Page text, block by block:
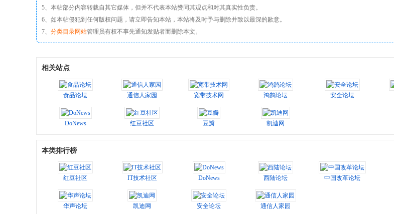
5、本帖部分内容转载自其它媒体，但并不代表本站赞同其观点和对其真实性负责。
6、如本帖侵犯到任何版权问题，请立即告知本站，本站将及时予与删除并致以最深的歉意。
7、 分类目录网站管理员有权不事先通知发贴者而删除本文。
相关站点
食品论坛 通信人家园 宽带技术网 鸿鹄论坛 安全论坛
DoNews 红豆社区 豆瓣 凯迪网
本类排行榜
红豆社区 IT技术社区 DoNews 西陆论坛 中国改革论坛
华声论坛 凯迪网 安全论坛 通信人家园